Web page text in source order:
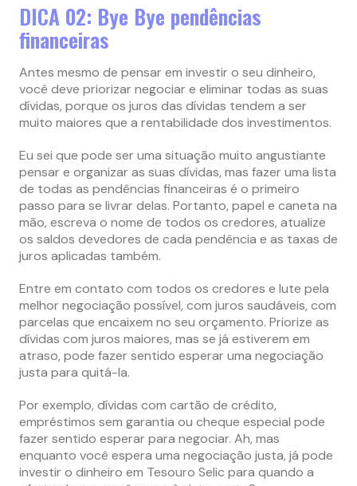
DICA 02: Bye Bye pendências
financeiras
Antes mesmo de pensar em investir o seu dinheiro,
você deve priorizar negociar e eliminar todas as suas
dívidas, porque os juros das dívidas tendem a ser
muito maiores que a rentabilidade dos investimentos.
Eu sei que pode ser uma situação muito angustiante
pensar e organizar as suas dívidas, mas fazer uma lista
de todas as pendências financeiras é o primeiro
passo para se livrar delas. Portanto, papel e caneta na
mão, escreva o nome de todos os credores, atualize
os saldos devedores de cada pendência e as taxas de
juros aplicadas também.
Entre em contato com todos os credores e lute pela
melhor negociação possível, com juros saudáveis, com
parcelas que encaixem no seu orçamento. Priorize as
dívidas com juros maiores, mas se já estiverem em
atraso, pode fazer sentido esperar uma negociação
justa para quitá-la.
Por exemplo, dívidas com cartão de crédito,
empréstimos sem garantia ou cheque especial pode
fazer sentido esperar para negociar. Ah, mas
enquanto você espera uma negociação justa, já pode
investir o dinheiro em Tesouro Selic para quando a